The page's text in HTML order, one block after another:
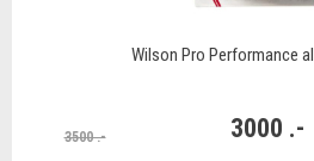
Wilson Pro Performance
3500 .- 3000 .-